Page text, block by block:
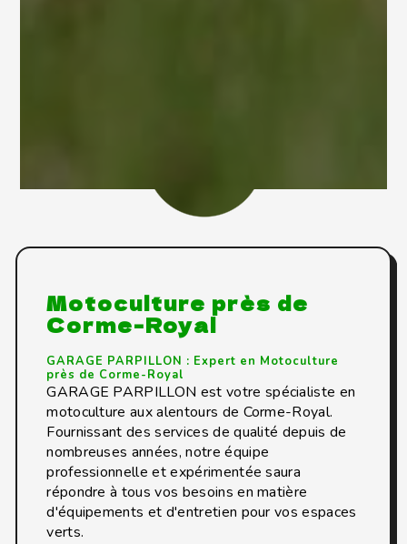
Motoculture près de
Corme-Royal
GARAGE PARPILLON : Expert en Motoculture
près de Corme-Royal
GARAGE PARPILLON est votre spécialiste en
motoculture aux alentours de Corme-Royal.
Fournissant des services de qualité depuis de
nombreuses années, notre équipe
professionnelle et expérimentée saura
répondre à tous vos besoins en matière
d'équipements et d'entretien pour vos espaces
verts.